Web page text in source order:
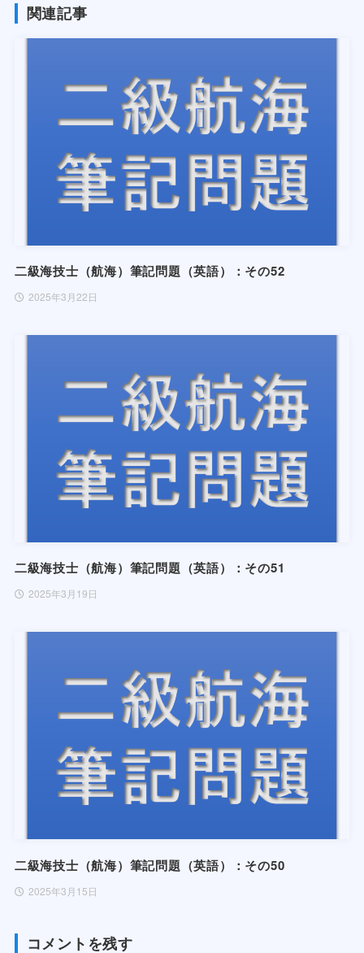
関連記事
二級海技士（航海）筆記問題（英語）：その52
2025年3月22日
二級海技士（航海）筆記問題（英語）：その51
2025年3月19日
二級海技士（航海）筆記問題（英語）：その50
2025年3月15日
コメントを残す